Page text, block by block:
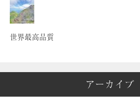
世界最高品質
アーカイブ